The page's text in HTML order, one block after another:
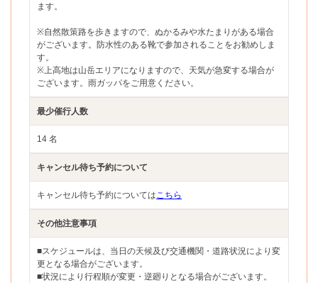
ます。
※自然散策路を歩きますので、ぬかるみや水たまりがある場合
がございます。防水性のある靴で参加されることをお勧めしま
す。
※上高地は山岳エリアになりますので、天気が急変する場合が
ございます。雨ガッパをご用意ください。
最少催行人数
14 名
キャンセル待ち予約について
キャンセル待ち予約についてはこちら
その他注意事項
■スケジュールは、当日の天候及び交通機関・道路状況により変
更となる場合がございます。
■状況により行程順が変更・逆廻りとなる場合がございます。